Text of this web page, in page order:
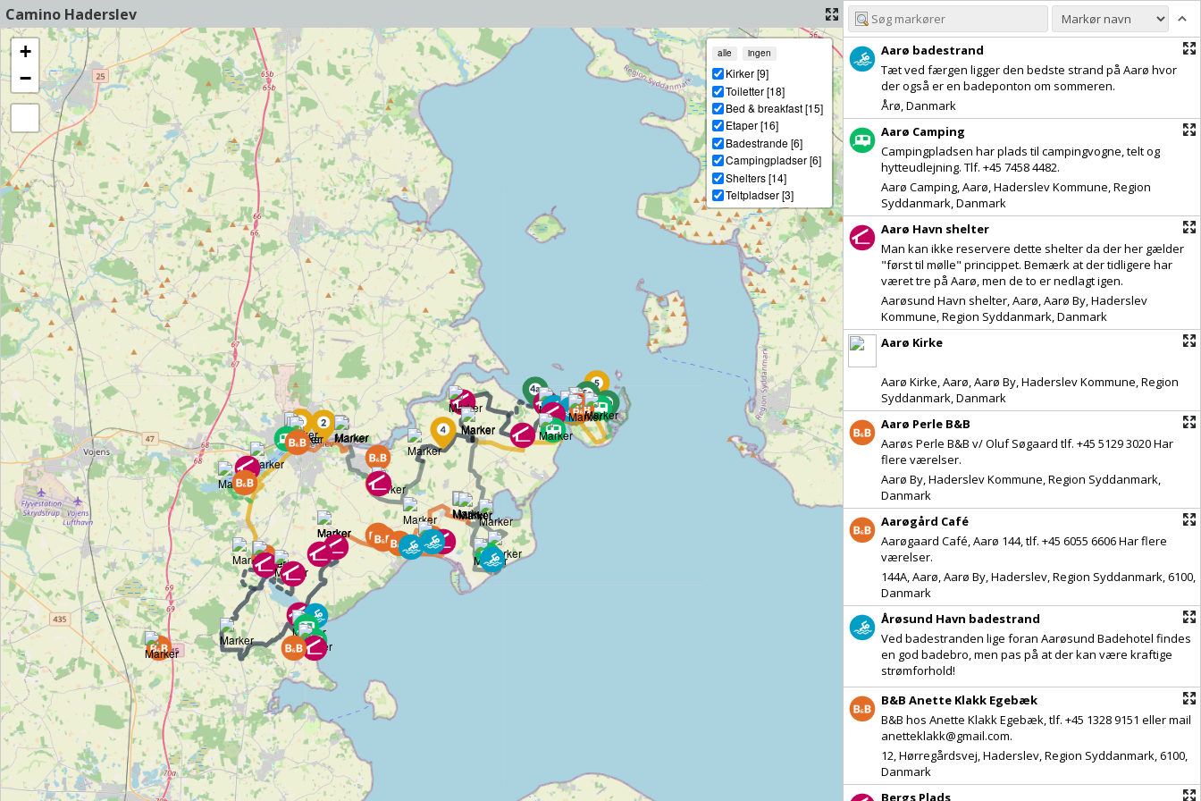
Camino Haderslev
+
−
alle ingen
Kirker [9]
Toiletter [18]
Bed & breakfast [15]
Etaper [16]
Badestrande [6]
Campingpladser [6]
Shelters [14]
Teltpladser [3]
Aarø badestrand
Tæt ved færgen ligger den bedste strand på Aarø hvor
der også er en badeponton om sommeren.
Årø, Danmark
Aarø Camping
Campingpladsen har plads til campingvogne, telt og
hytteudlejning. Tlf. +45 7458 4482.
Aarø Camping, Aarø, Haderslev Kommune, Region
Syddanmark, Danmark
Aarø Havn shelter
Man kan ikke reservere dette shelter da der her gælder
"først til mølle" princippet. Bemærk at der tidligere har
været tre på Aarø, men de to er nedlagt igen.
Aarøsund Havn shelter, Aarø, Aarø By, Haderslev
Kommune, Region Syddanmark, Danmark
Aarø Kirke
Aarø Kirke, Aarø, Aarø By, Haderslev Kommune, Region
Syddanmark, Danmark
Aarø Perle B&B
Aarøs Perle B&B v/ Oluf Søgaard tlf. +45 5129 3020 Har
flere værelser.
Aarø By, Haderslev Kommune, Region Syddanmark,
Danmark
Aarøgård Café
Aarøgaard Café, Aarø 144, tlf. +45 6055 6606 Har flere
værelser.
144A, Aarø, Aarø By, Haderslev, Region Syddanmark, 6100,
Danmark
Årøsund Havn badestrand
Ved badestranden lige foran Aarøsund Badehotel findes
en god badebro, men pas på at der kan være kraftige
strømforhold!
B&B Anette Klakk Egebæk
B&B hos Anette Klakk Egebæk, tlf. +45 1328 9151 eller mail
anetteklakk@gmail.com.
12, Hørregårdsvej, Haderslev, Region Syddanmark, 6100,
Danmark
Bergs Plads